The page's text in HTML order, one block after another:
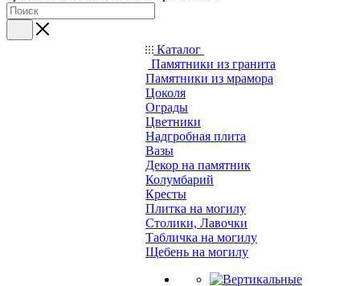
Каталог
Памятники из гранита
Памятники из мрамора
Цоколя
Ограды
Цветники
Надгробная плита
Вазы
Декор на памятник
Колумбарий
Кресты
Плитка на могилу
Столики, Лавочки
Табличка на могилу
Щебень на могилу